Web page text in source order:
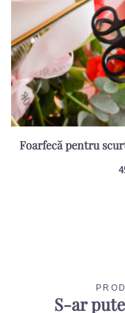
Foarfecă pentru
S-ar